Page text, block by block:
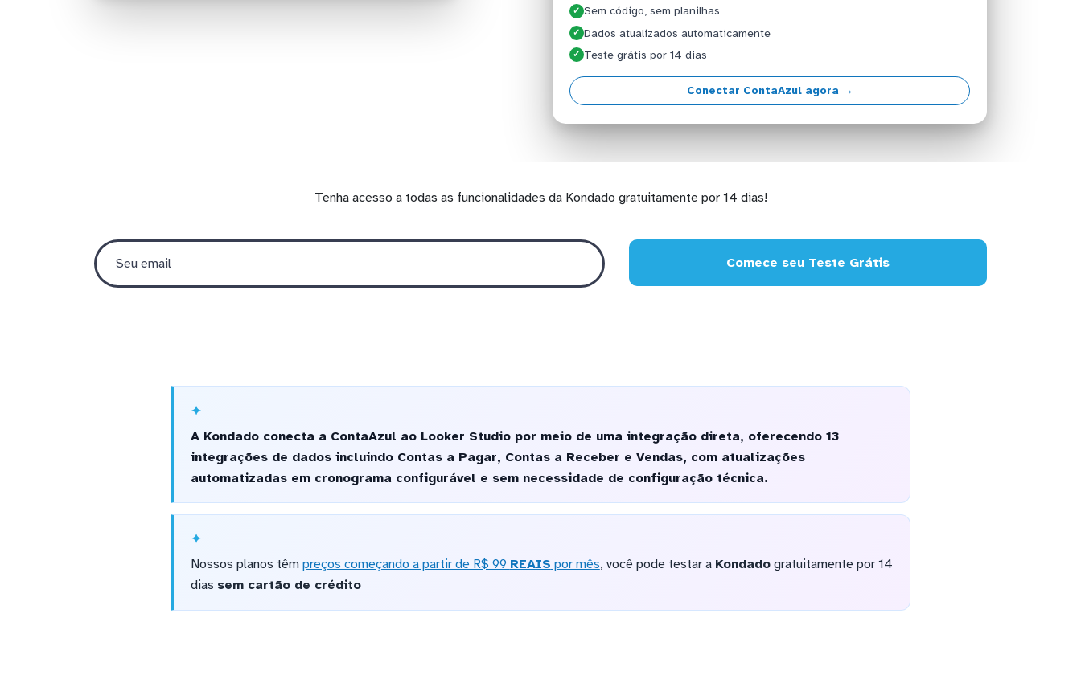
✓ Sem código, sem planilhas
✓ Dados atualizados automaticamente
✓ Teste grátis por 14 dias
Conectar ContaAzul agora →
Tenha acesso a todas as funcionalidades da Kondado gratuitamente por 14 dias!
Comece seu Teste Grátis
A Kondado conecta a ContaAzul ao Looker Studio por meio de uma integração direta, oferecendo 13
integrações de dados incluindo Contas a Pagar, Contas a Receber e Vendas, com atualizações
automatizadas em cronograma configurável e sem necessidade de configuração técnica.
Nossos planos têm preços começando a partir de R$ 99 REAIS por mês, você pode testar a Kondadogratuitamente por 14
dias sem cartão de crédito